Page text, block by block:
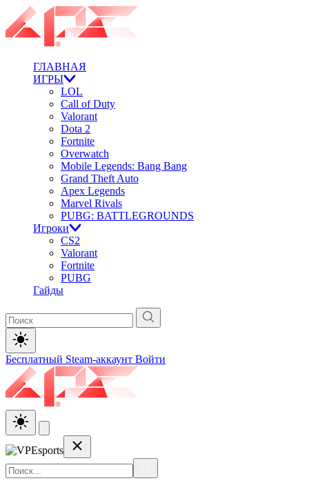
ГЛАВНАЯ
ИГРЫ
LOL
Call of Duty
Valorant
Dota 2
Fortnite
Overwatch
Mobile Legends: Bang Bang
Grand Theft Auto
Apex Legends
Marvel Rivals
PUBG: BATTLEGROUNDS
Игроки
CS2
Valorant
Fortnite
PUBG
Гайды
Бесплатный Steam-аккаунт Войти